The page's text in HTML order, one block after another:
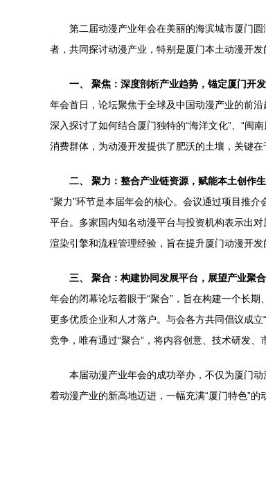
第二届动漫产业年会在美丽的海滨城市厦门
者，共同探讨动漫产业，特别是厦门本土动漫开发
一、 聚焦：深度剖析产业趋势，锚定厦门开
年会首日，论坛聚焦于全球及中国动漫产业的前
深入探讨了如何结合厦门独特的“海洋文化”、“闽
消费群体，为动漫开发提供了肥沃的土壤，关键
二、 聚力：整合产业链资源，赋能本土创作
“聚力”环节是本届年会的核心。会议通过项目推
平台。多家国内知名动漫平台与投资机构表示出
渲染引擎和流程管理经验，旨在提升厦门动漫开
三、 聚合：构建协同发展平台，展望产业聚
年会的闭幕论坛着眼于“聚合”，旨在构建一个长
更多优质企业和人才落户。与会各方共同倡议成
竞争，唯有通过“聚合”，将内容创意、技术研发
本届动漫产业年会的成功举办，不仅为厦门
着动漫产业的新高地迈进，一幅充满“厦门特色”的